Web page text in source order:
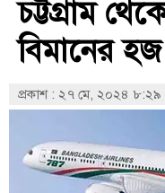
চট্টগ্রাম
বিমানের
প্রকাশ : ২৭ মে, ২০২৪ ৮:২৯